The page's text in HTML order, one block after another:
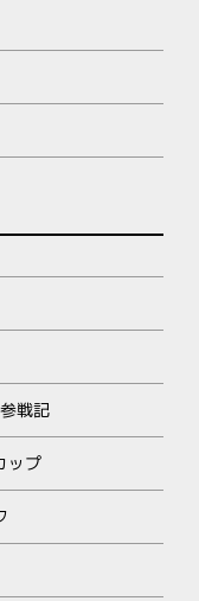
戦記
ップ